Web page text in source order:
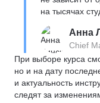
на тысячах
Анна
Chief
При выборе курса
но и на дату
и актуальность
следят за